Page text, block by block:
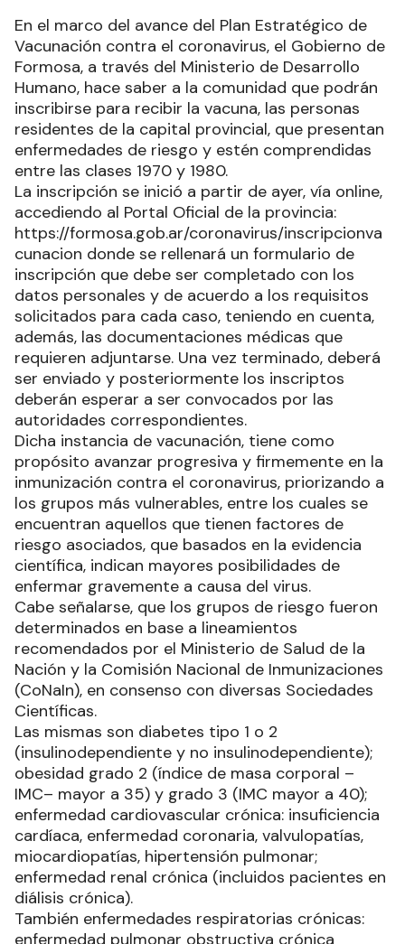
En el marco del avance del Plan Estratégico de
Vacunación contra el coronavirus, el Gobierno de
Formosa, a través del Ministerio de Desarrollo
Humano, hace saber a la comunidad que podrán
inscribirse para recibir la vacuna, las personas
residentes de la capital provincial, que presentan
enfermedades de riesgo y estén comprendidas
entre las clases 1970 y 1980.
La inscripción se inició a partir de ayer, vía online,
accediendo al Portal Oficial de la provincia:
https://formosa.gob.ar/coronavirus/inscripcionva
cunacion donde se rellenará un formulario de
inscripción que debe ser completado con los
datos personales y de acuerdo a los requisitos
solicitados para cada caso, teniendo en cuenta,
además, las documentaciones médicas que
requieren adjuntarse. Una vez terminado, deberá
ser enviado y posteriormente los inscriptos
deberán esperar a ser convocados por las
autoridades correspondientes.
Dicha instancia de vacunación, tiene como
propósito avanzar progresiva y firmemente en la
inmunización contra el coronavirus, priorizando a
los grupos más vulnerables, entre los cuales se
encuentran aquellos que tienen factores de
riesgo asociados, que basados en la evidencia
científica, indican mayores posibilidades de
enfermar gravemente a causa del virus.
Cabe señalarse, que los grupos de riesgo fueron
determinados en base a lineamientos
recomendados por el Ministerio de Salud de la
Nación y la Comisión Nacional de Inmunizaciones
(CoNaIn), en consenso con diversas Sociedades
Científicas.
Las mismas son diabetes tipo 1 o 2
(insulinodependiente y no insulinodependiente);
obesidad grado 2 (índice de masa corporal –
IMC– mayor a 35) y grado 3 (IMC mayor a 40);
enfermedad cardiovascular crónica: insuficiencia
cardíaca, enfermedad coronaria, valvulopatías,
miocardiopatías, hipertensión pulmonar;
enfermedad renal crónica (incluidos pacientes en
diálisis crónica).
También enfermedades respiratorias crónicas:
enfermedad pulmonar obstructiva crónica